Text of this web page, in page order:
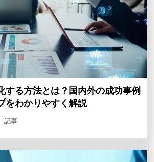
する方法とは？国内外の成功事例
をわかりやすく解説
記事